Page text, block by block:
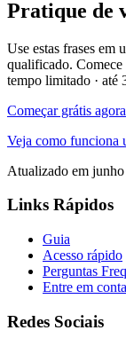
Pratique de
Use estas frases em
qualificado. Comece
tempo limitado · até
Começar grátis agora
Veja como funciona
Atualizado em
Links Rápidos
Guia
Acesso rápido
Perguntas
Entre em
Redes Sociais